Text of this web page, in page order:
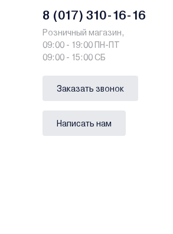
8 (017) 310-16-16
Розничный магазин,
09:00 - 19:00 ПН-ПТ
09:00 - 15:00 СБ
Заказать звонок
Написать нам